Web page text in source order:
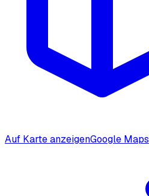
Auf Karte anzeigenGoogle Maps